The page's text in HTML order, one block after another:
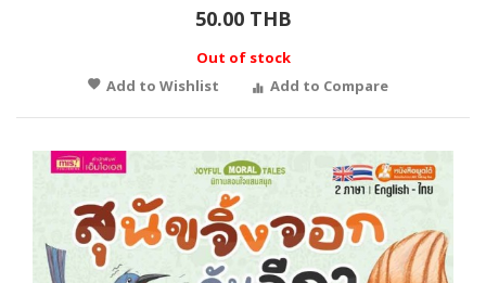
50.00 THB
Out of stock
Add to Wishlist
Add to Compare